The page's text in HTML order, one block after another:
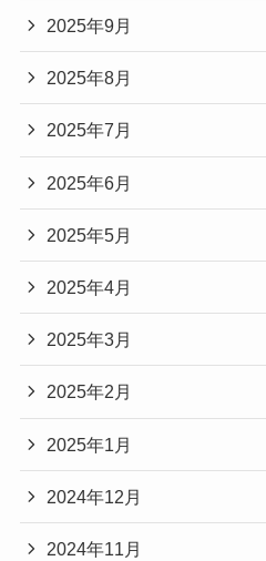
2025年9月
2025年8月
2025年7月
2025年6月
2025年5月
2025年4月
2025年3月
2025年2月
2025年1月
2024年12月
2024年11月